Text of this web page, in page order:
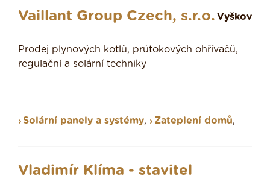
Vaillant Group Czech, s.r.o. Vyškov
Prodej plynových kotlů, průtokových ohřívačů,
regulační a solární techniky
Solární panely a systémy, Zateplení domů,
Vladimír Klíma - stavitel